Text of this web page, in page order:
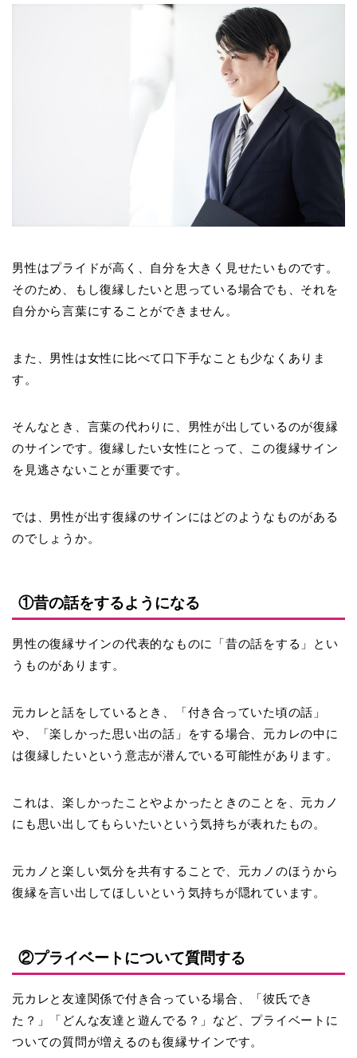
男性はプライドが高く、自分を大きく見せたいものです。
そのため、もし復縁したいと思っている場合でも、それを
自分から言葉にすることができません。
また、男性は女性に比べて口下手なことも少なくありま
す。
そんなとき、言葉の代わりに、男性が出しているのが復縁
のサインです。復縁したい女性にとって、この復縁サイン
を見逃さないことが重要です。
では、男性が出す復縁のサインにはどのようなものがある
のでしょうか。
①昔の話をするようになる
男性の復縁サインの代表的なものに「 昔の話をする 」とい
うものがあります。
元カレと話をしているとき、「付き合っていた頃の話」
や、「楽しかった思い出の話」をする場合、元カレの中に
は復縁したいという意志が潜んでいる可能性があります。
これは、楽しかったことやよかったときのことを、元カノ
にも思い出してもらいたいという気持ちが表れたもの。
元カノと楽しい気分を共有することで、元カノのほうから
復縁を言い出してほしいという気持ちが隠れています。
②プライベートについて質問する
元カレと友達関係で付き合っている場合、「彼氏でき
た？」「どんな友達と遊んでる？」など、プライベートに
ついての質問が増えるのも復縁サインです。